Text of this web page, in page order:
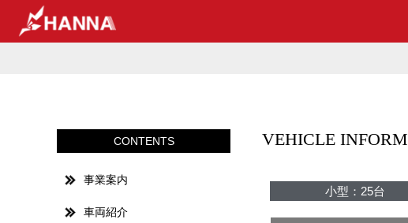
VEHICLE
小型：25台
CONTENTS
事業案内
車両紹介